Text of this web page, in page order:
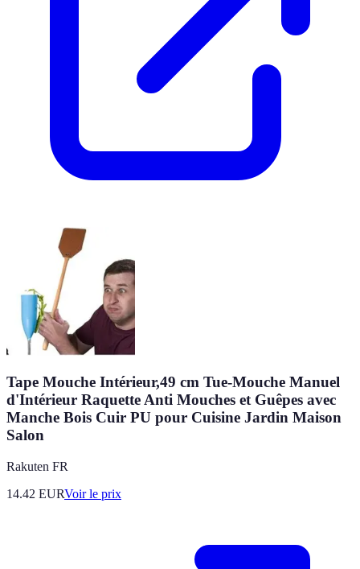
Tape Mouche Intérieur,49 cm Tue-Mouche Manuel
d'Intérieur Raquette Anti Mouches et Guêpes avec
Manche Bois Cuir PU pour Cuisine Jardin Maison
Salon
Rakuten FR
14.42 EURVoir le prix